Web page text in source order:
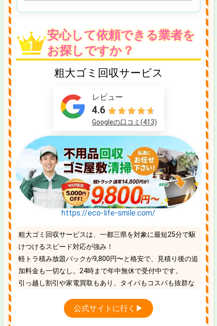
安心して依頼できる業者を
お探しですか？
粗大ゴミ回収サービス
レビュー
4.6
Googleの口コミ(413)
https://eco-life-smile.com/
粗大ゴミ回収サービスは、一都三県を対象に最短25分で駆
けつけるスピード対応が強み！
軽トラ積み放題パックが9,800円〜と格安で、見積り後の追
加料金も一切なし。24時まで年中無休で受付中です。
引っ越し割引や家電買取もあり、タイパもコスパも抜群な
公式サイトに行く▶